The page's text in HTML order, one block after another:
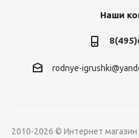
Наши
rodnye-
2010-2026 © Интернет